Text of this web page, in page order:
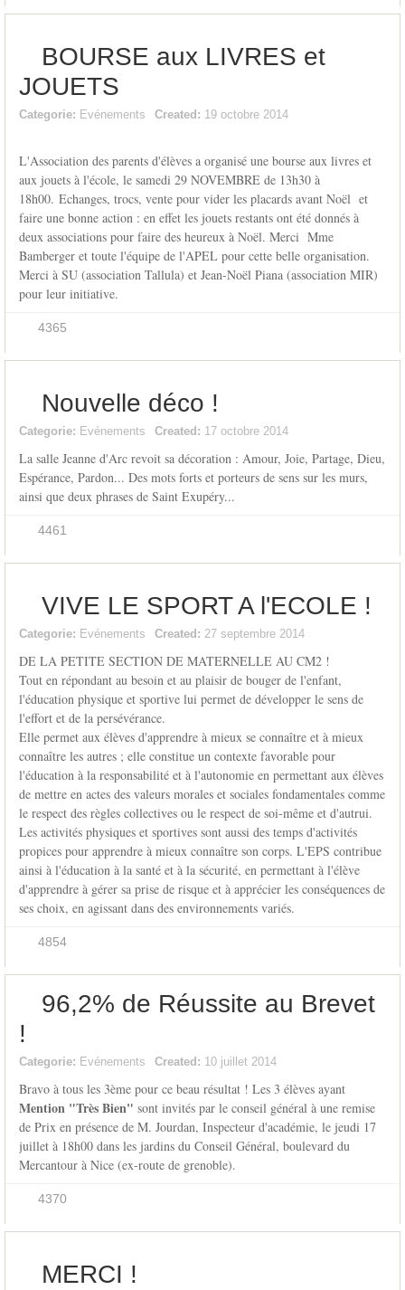
BOURSE aux LIVRES et
JOUETS
Categorie: Evénements Created: 19 octobre 2014
L'Association des parents d'élèves a organisé une bourse aux livres et
aux jouets à l'école, le samedi 29 NOVEMBRE de 13h30 à
18h00. Echanges, trocs, vente pour vider les placards avant Noël et
faire une bonne action : en effet les jouets restants ont été donnés à
deux associations pour faire des heureux à Noël. Merci Mme
Bamberger et toute l'équipe de l'APEL pour cette belle organisation.
Merci à SU (association Tallula) et Jean-Noël Piana (association MIR)
pour leur initiative.
4365
Nouvelle déco !
Categorie: Evénements Created: 17 octobre 2014
La salle Jeanne d'Arc revoit sa décoration : Amour, Joie, Partage, Dieu,
Espérance, Pardon... Des mots forts et porteurs de sens sur les murs,
ainsi que deux phrases de Saint Exupéry...
4461
VIVE LE SPORT A l'ECOLE !
Categorie: Evénements Created: 27 septembre 2014
DE LA PETITE SECTION DE MATERNELLE AU CM2 !
Tout en répondant au besoin et au plaisir de bouger de l'enfant,
l'éducation physique et sportive lui permet de développer le sens de
l'effort et de la persévérance.
Elle permet aux élèves d'apprendre à mieux se connaître et à mieux
connaître les autres ; elle constitue un contexte favorable pour
l'éducation à la responsabilité et à l'autonomie en permettant aux élèves
de mettre en actes des valeurs morales et sociales fondamentales comme
le respect des règles collectives ou le respect de soi-même et d'autrui.
Les activités physiques et sportives sont aussi des temps d'activités
propices pour apprendre à mieux connaître son corps. L'EPS contribue
ainsi à l'éducation à la santé et à la sécurité, en permettant à l'élève
d'apprendre à gérer sa prise de risque et à apprécier les conséquences de
ses choix, en agissant dans des environnements variés.
4854
96,2% de Réussite au Brevet
!
Categorie: Evénements Created: 10 juillet 2014
Bravo à tous les 3ème pour ce beau résultat ! Les 3 élèves ayant
Mention "Très Bien" sont invités par le conseil général à une remise
de Prix en présence de M. Jourdan, Inspecteur d'académie, le jeudi 17
juillet à 18h00 dans les jardins du Conseil Général, boulevard du
Mercantour à Nice (ex-route de grenoble).
4370
MERCI !